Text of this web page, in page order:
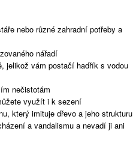
nebo různé zahradní potřeby a
nářadí
jelikož vám postačí hadřík s vodou
nečistotám
využít i k sezení
který imituje dřevo a jeho strukturu
a vandalismu a nevadí ji ani